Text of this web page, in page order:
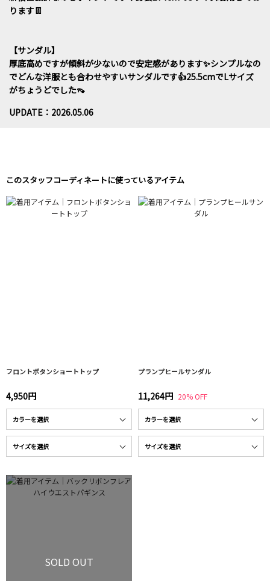
ります👖
【サンダル】
厚底高めですが傾斜が少ないので安定感があります✨シンプルなの
でどんな洋服とも合わせやすいサンダルです👍25.5cmでLサイズ
がちょうどでした👡
UPDATE：2026.05.06
このスタッフコーディネートに使っているアイテム
フロントボタンショートトップ
4,950円
プランプヒールサンダル
11,264円 20% OFF
SOLD OUT